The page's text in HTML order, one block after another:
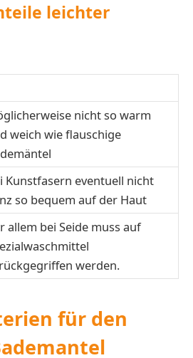
leichter
nicht so warm
weich wie flauschige
Kunstfasern eventuell nicht
so bequem auf der Haut
allem bei Seide muss auf
werden.
für den